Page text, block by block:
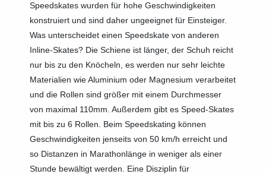
Speedskates wurden für hohe Geschwindigkeiten
konstruiert und sind daher ungeeignet für Einsteiger.
Was unterscheidet einen Speedskate von anderen
Inline-Skates? Die Schiene ist länger, der Schuh reicht
nur bis zu den Knöcheln, es werden nur sehr leichte
Materialien wie Aluminium oder Magnesium verarbeitet
und die Rollen sind größer mit einem Durchmesser
von maximal 110mm. Außerdem gibt es Speed-Skates
mit bis zu 6 Rollen. Beim Speedskating können
Geschwindigkeiten jenseits von 50 km/h erreicht und
so Distanzen in Marathonlänge in weniger als einer
Stunde bewältigt werden. Eine Disziplin für